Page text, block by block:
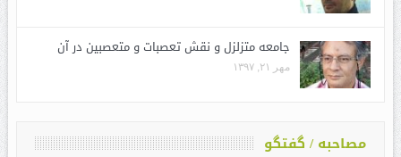
جامعه متزلزل و نقش تعصبات و متعصبین در آن
مهر ۲۱, ۱۳۹۷
مصاحبه / گفتگو